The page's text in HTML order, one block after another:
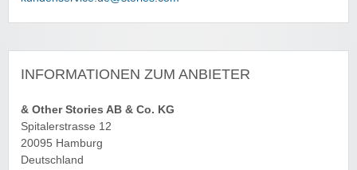
INFORMATIONEN ZUM ANBIETER
& Other Stories AB & Co. KG
Spitalerstrasse 12
20095 Hamburg
Deutschland